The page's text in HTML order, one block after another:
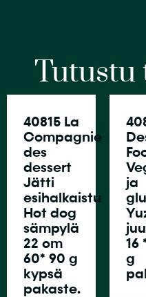
40815 La
Compagnie
des
dessert
Jätti
esihalkaistu
Hot dog
sämpylä
22 cm
60* 90 g
kypsä
pakaste.
ja
16
g